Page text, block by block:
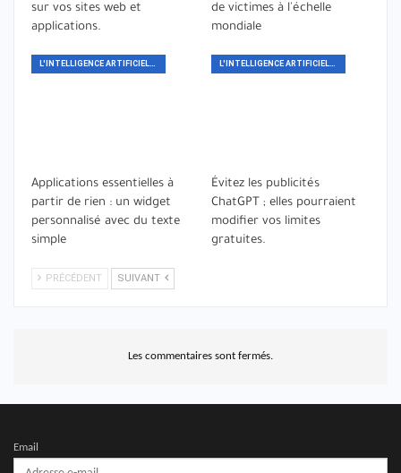
sur vos sites web et
applications.
de victimes à l'échelle
mondiale
Applications essentielles à
partir de rien : un widget
personnalisé avec du texte
simple
Évitez les publicités
ChatGPT ; elles pourraient
modifier vos limites
gratuites.
PRÉCÉDENT SUIVANT
Les commentaires sont fermés.
Email